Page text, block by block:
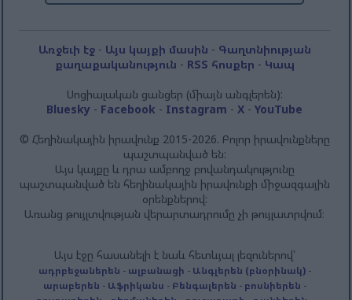
Առջեւի էջ- Այս կայքի մասին - Գաղտնիության
քաղաքականություն - RSS հոսքեր - Կապ
Սոցիալական ցանցեր (միայն անգլերեն):
Bluesky - Facebook - Instagram -X -YouTube
© Հեղինակային իրավունք 2015-2026. Բոլոր իրավունքները
պաշտպանված են:
Այս կայքը և դրա ամբողջ բովանդակությունը
պաշտպանված են հեղինակային իրավունքի միջազգային
օրենքներով:
Առանց թույլտվության վերարտադրումը չի թույլատրվում։
Այս էջը հասանելի է նաև հետևյալ լեզուներով՝
ադրբեջաներեն - ալբանացի - Անգլերեն (բնօրինակ)-
արաբերեն - Աֆրիկանս - Բենգալերեն - բոսնիերեն -